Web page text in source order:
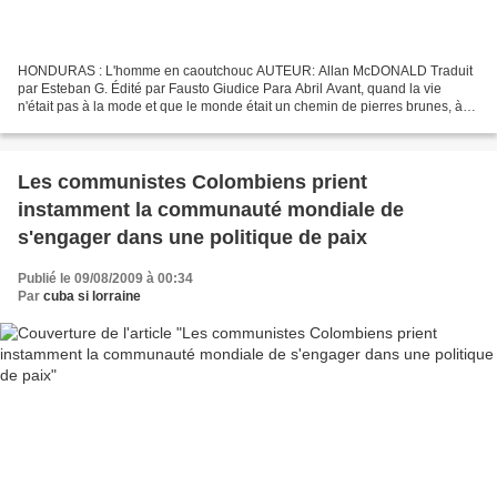
HONDURAS : L'homme en caoutchouc AUTEUR: Allan McDONALD Traduit
par Esteban G. Édité par Fausto Giudice Para Abril Avant, quand la vie
n'était pas à la mode et que le monde était un chemin de pierres brunes, à
Les communistes Colombiens prient
instamment la communauté mondiale de
s'engager dans une politique de paix
Publié le 09/08/2009 à 00:34
Par cuba si lorraine